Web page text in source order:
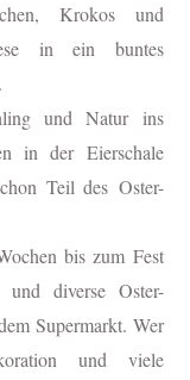
Krokos und
in ein buntes
und Natur ins
in der Eierschale
Teil des Oster-
bis zum Fest
und diverse Oster-
Supermarkt. Wer
und viele